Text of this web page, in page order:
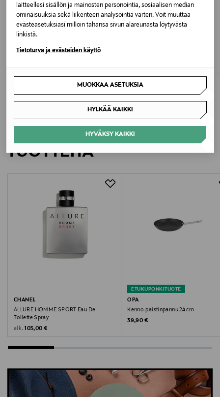
laitteellesi sisällön ja mainosten personointia, sosiaalisen median
ominaisuuksia sekä liikenteen analysointia varten. Voit muuttaa
evästeasetuksiasi milloin tahansa sivun alareunasta löytyvästä
linkistä.
Tietoturva ja evästeiden käyttö
MUOKKAA ASETUKSIA
HYLKÄÄ KAIKKI
HYVÄKSY KAIKKI
koot XXS-XXXL
suunniteltu Suomessa, valmistettu Virossa
kankaalla Ökötex100-standardi
Konepesu
Pesulämpötila
40 °C
Väri
ORCHID BOUQUET
Valmistajan osoite
Digitaalinen osoite
hello@nakoa.fi
Nakoa, pellavamekko, Olivia Dress, Orchid Bouquet
Astrid Dress, Black
LISÄÄ KIINNOSTAVIA
TUOTTEITA
CHANEL
ALLURE HOMME SPORT Eau De
Toilette Spray
alk. Original Price
105,00 €
ETUKUPONKITUOTE
OPA
Kenno-paistinpannu 24 cm
Original Price
39,90 €